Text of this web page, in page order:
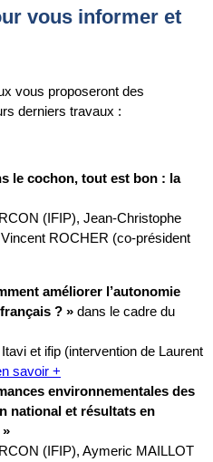
vous informer et
vous proposeront des
derniers travaux :
le cochon, tout est bon : la
(IFIP), Jean-Christophe
ROCHER (co-président
améliorer l’autonomie
? » dans le cadre du
et ifip (intervention de Laurent
savoir +
environnementales des
national et résultats en
(IFIP), Aymeric MAILLOT